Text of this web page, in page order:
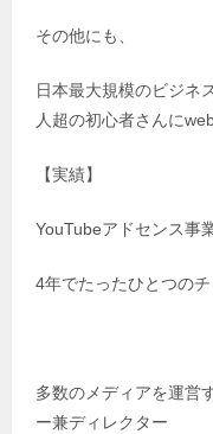
その他にも、
日本最大規模のビジネ
人超の初心者さんに
【実績】
YouTubeアドセンス事
4年でたったひとつの
多数のメディアを運営
ー兼ディレクター